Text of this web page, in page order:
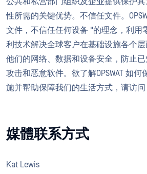
性所需的关键优势。不信任文件。
文件，不信任任何设备 "的理念，利用
利技术解决全球客户在基础设施各个
他们的网络、数据和设备安全，防止
攻击和恶意软件。欲了解OPSWAT 如
施并帮助保障我们的生活方式，请访问
媒體联系方式
Kat Lewis